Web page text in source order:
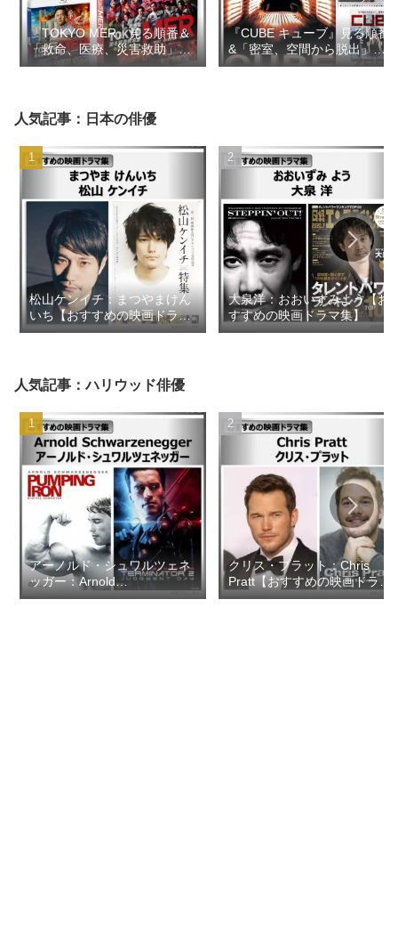
『TOKYO MER』見る順番＆
「救命、医療、災害救助」の
似た映画ドラマ【おすすめの
『CUBE キューブ』見る順番
&「密室、空間から脱出」の
似た映画【おすすめの映画ド
人気記事：日本の俳優
松山ケンイチ：まつやまけん
いち【おすすめの映画ドラマ
集】
大泉洋：おおいずみよう【お
すすめの映画ドラマ集】
人気記事：ハリウッド俳優
アーノルド・シュワルツェネ
ッガー：Arnold
Schwarzenegger【おすすめ
クリス・プラット：Chris
Pratt【おすすめの映画ドラマ
集】